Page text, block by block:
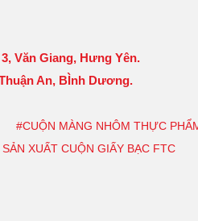
Văn Giang, Hưng Yên.
An, BÌnh Dương.
#CUỘN MÀNG NHÔM THỰC
XUẤT CUỘN GIẤY BẠC FTC